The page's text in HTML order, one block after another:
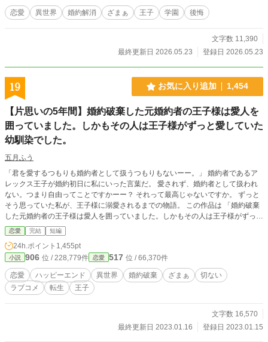
恋愛 異世界 婚約解消 ざまぁ 王子 学園 後悔
文字数 11,390
最終更新日 2026.05.23
登録日 2026.05.23
19 お気に入り追加 1,454
【片思いの5年間】婚約破棄した元婚約者の王子様は愛人を
囲っていました。しかもその人は王子様がずっと愛していた
幼馴染でした。
五月ふう
「君を愛するつもりも婚約者として扱うつもりもないーー。」 婚約者であるア
レックス王子が婚約初日に私にいった言葉だ。 愛されず、婚約者として扱われ
ない。つまり自由ってことですかーー？ それって最高じゃないですか。 ずっと
そう思っていた私が、王子様に溺愛されるまでの物語。 この作品は 「婚約破棄
した元婚約者の王子様は愛人を囲っていました。しかもその人は王子様がずっと
愛していた幼馴染でした。」のスピンオフ作品となっています。 どちらの作品
から読んでも楽しめるようになっています。気になる方は是非上記の作品も手に
とってみてください。
恋愛 完結 短編
24h.ポイント 1,455pt
小説 906 位 / 228,779件 恋愛 517 位 / 66,370件
恋愛 ハッピーエンド 異世界 婚約破棄 ざまぁ
切ない
ラブコメ
転生 王子
文字数 16,570
最終更新日 2023.01.16
登録日 2023.01.15